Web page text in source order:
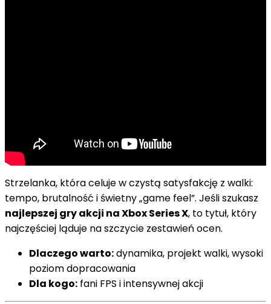
Strzelanka, która celuje w czystą satysfakcję z walki:
tempo, brutalność i świetny „game feel”. Jeśli szukasz
najlepszej gry akcji na Xbox Series X, to tytuł, który
najczęściej ląduje na szczycie zestawień ocen.
Dlaczego warto:dynamika, projekt walki, wysoki
poziom dopracowania
Dla kogo: fani FPS i intensywnej akcji